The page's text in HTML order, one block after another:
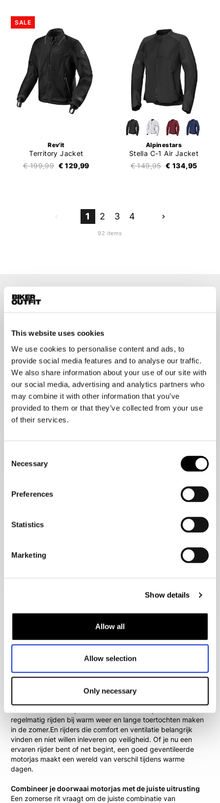
This website uses cookies
We use cookies to personalise content and ads, to
provide social media features and to analyse our traffic.
We also share information about your use of our site with
our social media, advertising and analytics partners who
may combine it with other information that you’ve
provided to them or that they’ve collected from your use
of their services.
Selection
Necessary
Preferences
Statistics
Marketing
Show details
Allow all
Allow selection
Only necessary
SALE
Rev'it
Territory Jacket
€ 199,99 € 129,99
Alpinestars
Stella C-1 Air Jacket
€ 149,95 € 134,95
1 2 3 4
92 items
Doorwaai motorjas voor ultiem
in te leveren op comfort en veiligheid. Een doorwaai motorjas
is speciaal ontworpen voor motorrijders die ook op de
heetste zomerdagen willen genieten van lange, ontspannen
ritten. Dankzij slimme ventilatiepanelen en ademende
materialen blijf je koel, zelfs tijdens stilstand of in druk
verkeer.
Bij Biker Outfit vind je een uitgebreid assortiment doorwaai
motorjassen die niet alleen functioneel zijn, maar er ook
stijlvol uitzien. Zo ga je goed voorbereid én comfortabel de
weg op.
motorjas?
Een standaard
kan in de zomer al snel te warm
oplossing. Deze jassen zijn ontworpen met grote mesh-
panelen die continu frisse lucht doorlaten tijdens het rijden.
Optimale ventilatie tijdens warme ritten
De kracht van een doorwaai motorjas zit in de ventilatie. De
lichaamswarmte snel wordt afgevoerd. Ideaal voor lange
ritten in de zon of tijdens warme vakantiedagen.
ingeleverd op bescherming. De meeste doorwaai
Lichtgewicht en flexibel
Door het gebruik van lichte materialen ervaar je maximale
zowel recreatieve ritten als woon-werkverkeer in de zomer.
Voor wie is een doorwaai motorjas geschikt?
regelmatig rijden bij warm weer en lange toertochten maken
in de zomer.En rijders die comfort en ventilatie belangrijk
vinden en niet willen inleveren op veiligheid. Of je nu een
ervaren rijder bent of net begint, een goed geventileerde
motorjas maakt een wereld van verschil tijdens warme
dagen.
Combineer je doorwaai motorjas met de juiste uitrusting
Een zomerse rit vraagt om de juiste combinatie van